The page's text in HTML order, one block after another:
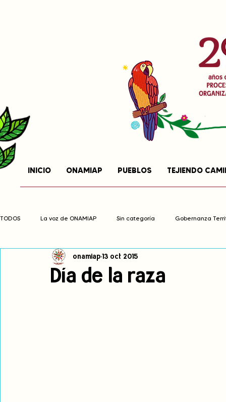
INICIO ONAMIAP PUEBLOS TEJIENDO
TODOS La voz de ONAMIAP Sin categoría Gobernanza
Cambio climático Navegador indígena
Día de la raza
onamiap 13 oct 2015